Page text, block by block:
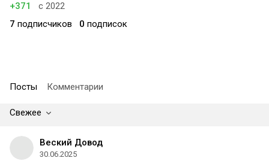
+371
с 2022
7 подписчиков 0 подписок
Посты Комментарии
Свежее
Веский Довод
30.06.2025